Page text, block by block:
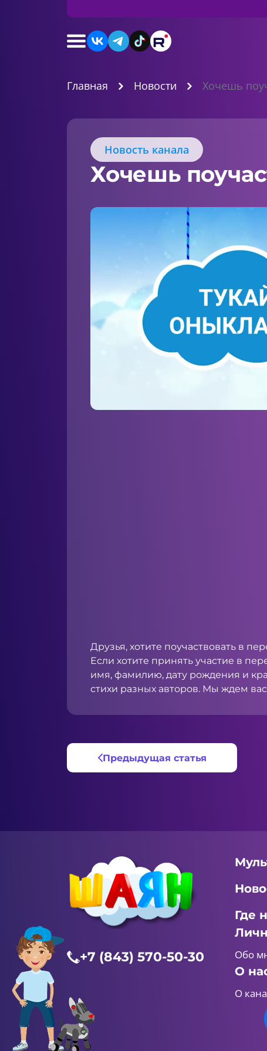
Главная Новости Хочешь
Новость канала
Хочешь
Друзья, хотите поучаствовать в
Если хотите принять участие в
имя, фамилию, дату рождения и
стихи разных авторов. Мы ждем
Предыдущая статья
+7 (843) 570-50-30
Где
Обо
О
О